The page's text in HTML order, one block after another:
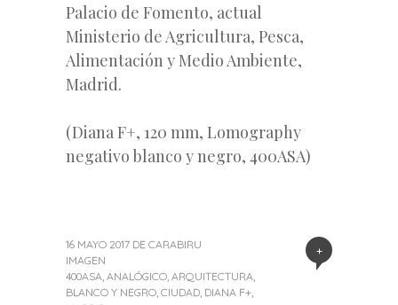
Palacio de Fomento, actual
Ministerio de Agricultura, Pesca,
Alimentación y Medio Ambiente,
Madrid.
(Diana F+, 120 mm, Lomography
negativo blanco y negro, 400ASA)
+
16 MAYO 2017 DE CARABIRU
IMAGEN
400ASA ANALÓGICO ARQUITECTURA
BLANCO Y NEGRO CIUDAD DIANA F+